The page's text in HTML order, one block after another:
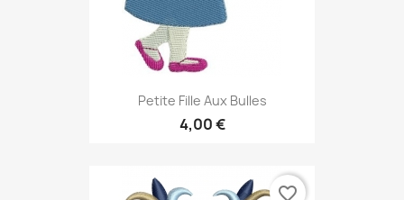
Petite Fille Aux Bulles
4,00 €
favorite_border